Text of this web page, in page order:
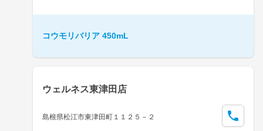
コウモリバリア 450mL
ウェルネス東津田店
島根県松江市東津田町１１２５－２